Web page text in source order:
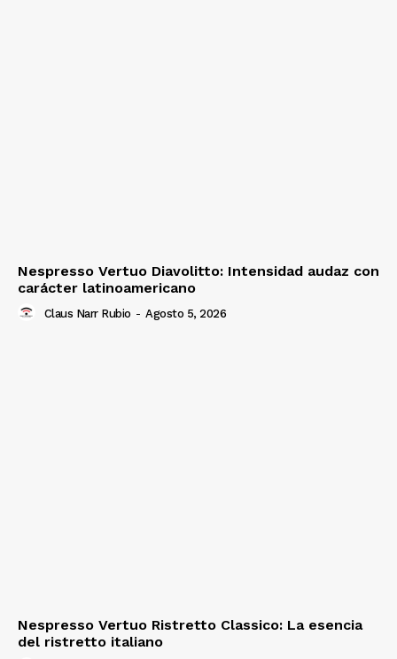
Nespresso Vertuo Diavolitto: Intensidad audaz con
carácter latinoamericano
Claus Narr Rubio - Agosto 5, 2026
Nespresso Vertuo Ristretto Classico: La esencia
del ristretto italiano